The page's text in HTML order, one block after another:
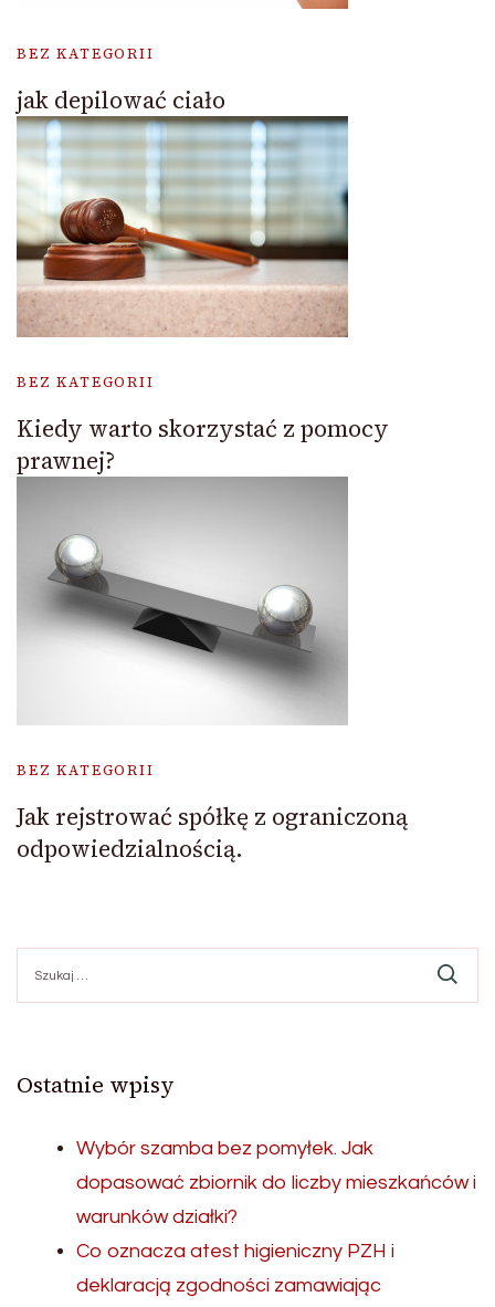
BEZ KATEGORII
jak depilować ciało
BEZ KATEGORII
Kiedy warto skorzystać z pomocy
prawnej?
BEZ KATEGORII
Jak rejstrować spółkę z ograniczoną
odpowiedzialnością.
Ostatnie wpisy
Wybór szamba bez pomyłek. Jak
dopasować zbiornik do liczby mieszkańców i
warunków działki?
Co oznacza atest higieniczny PZH i
deklaracją zgodności zamawiając